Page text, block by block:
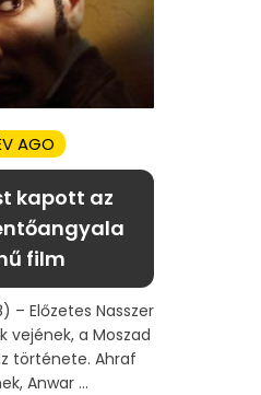
AGO
kapott az
film
– Előzetes Nasszer
vejének, a Moszad
története. Ahraf
Anwar ...